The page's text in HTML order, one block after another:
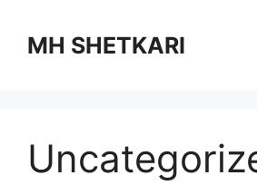
MH SHETKARI